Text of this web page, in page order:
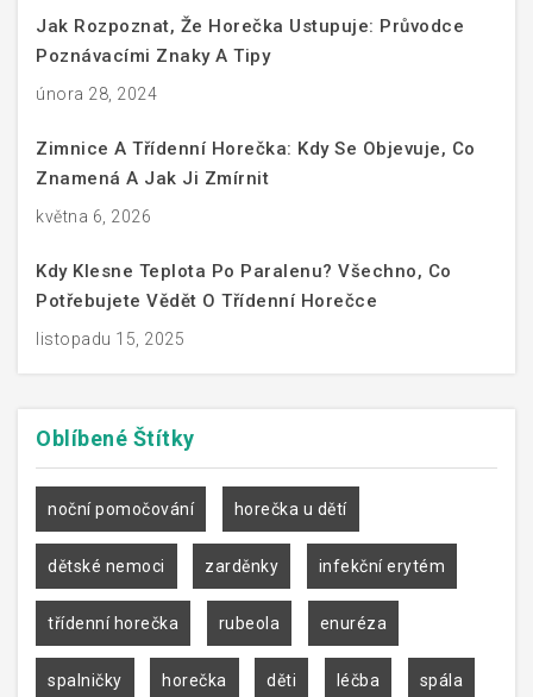
Jak Rozpoznat, Že Horečka Ustupuje: Průvodce
Poznávacími Znaky A Tipy
února 28, 2024
Zimnice A Třídenní Horečka: Kdy Se Objevuje, Co
Znamená A Jak Ji Zmírnit
května 6, 2026
Kdy Klesne Teplota Po Paralenu? Všechno, Co
Potřebujete Vědět O Třídenní Horečce
listopadu 15, 2025
Oblíbené Štítky
noční pomočování horečka u dětí
dětské nemoci zarděnky infekční erytém
třídenní horečka rubeola enuréza
spalničky horečka děti léčba spála